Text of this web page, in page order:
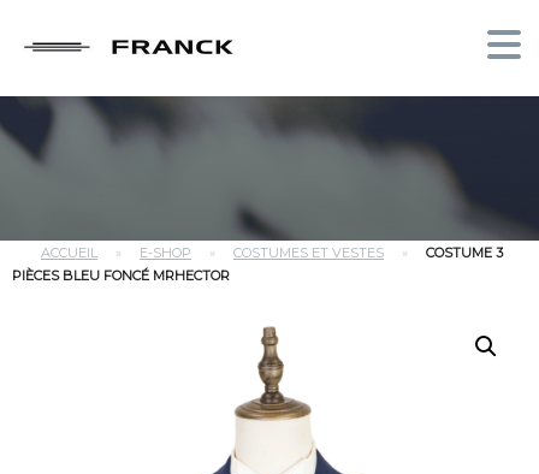
ACCUEIL » E-SHOP » COSTUMES ET VESTES »
COSTUME 3
PIÈCES BLEU FONCÉ MRHECTOR